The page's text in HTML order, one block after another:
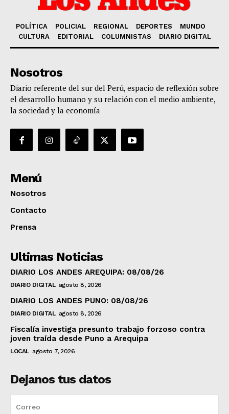
POLÍTICA POLICIAL REGIONAL DEPORTES
MUNDO
CULTURA
EDITORIAL COLUMNISTAS DIARIO DIGITAL
Nosotros
Diario referente del sur del Perú, espacio de reflexión sobre
el desarrollo humano y su relación con el medio ambiente,
la sociedad y la economía
Menú
Nosotros
Contacto
Prensa
Ultimas Noticias
DIARIO LOS ANDES AREQUIPA: 08/08/26
DIARIO DIGITAL agosto 8, 2026
DIARIO LOS ANDES PUNO: 08/08/26
DIARIO DIGITAL agosto 8, 2026
Fiscalía investiga presunto trabajo forzoso contra
joven traída desde Puno a Arequipa
LOCAL agosto 7, 2026
Dejanos tus datos